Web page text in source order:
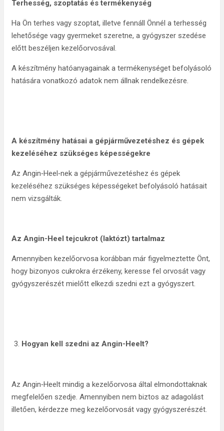
Terhesség, szoptatás és termékenység
Ha Ön terhes vagy szoptat, illetve fennáll Önnél a terhesség
lehetősége vagy gyermeket szeretne, a gyógyszer szedése
előtt beszéljen kezelőorvosával.
A készítmény hatóanyagainak a termékenységet befolyásoló
hatására vonatkozó adatok nem állnak rendelkezésre.
A készítmény hatásai a gépjárművezetéshez és gépek
kezeléséhez szükséges képességekre
Az Angin‑Heel‑nek a gépjárművezetéshez és gépek
kezeléséhez szükséges képességeket befolyásoló hatásait
nem vizsgálták.
Az Angin-Heeltejcukrot (laktózt) tartalmaz
Amennyiben kezelőorvosa korábban már figyelmeztette Önt,
hogy bizonyos cukrokra érzékeny, keresse fel orvosát vagy
gyógyszerészét mielőtt elkezdi szedni ezt a gyógyszert.
Hogyan kell szedni az Angin-Heelt?
Az Angin‑Heelt mindig a kezelőorvosa által elmondottaknak
megfelelően szedje. Amennyiben nem biztos az adagolást
illetően, kérdezze meg kezelőorvosát vagy gyógyszerészét.